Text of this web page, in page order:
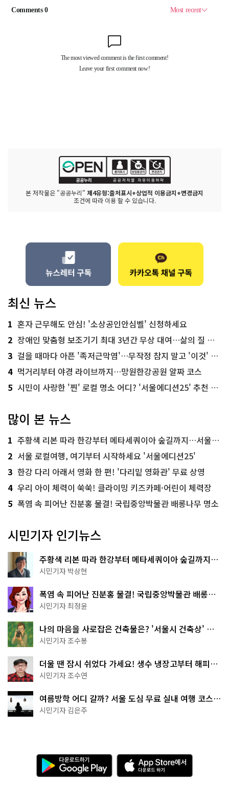
본 저작물은 "공공누리" 제4유형:출처표시+상업적 이용금지+변경금지
조건에 따라 이용 할 수 있습니다.
최신 뉴스
1 혼자 근무해도 안심! '소상공인안심벨' 신청하세요
2 장애인 맞춤형 보조기기 최대 3년간 무상 대여…삶의 질 높인다
3 걸을 때마다 아픈 '족저근막염'…무작정 참지 말고 '이것' 해보세요!
4 먹거리부터 야경 라이브까지…망원한강공원 알짜 코스
5 시민이 사랑한 '찐' 로컬 명소 어디? '서울에디션25' 추천 코스
많이 본 뉴스
1 주황색 리본 따라 한강부터 메타세쿼이아 숲길까지…서울둘레길 15코스
2 서울 로컬여행, 여기부터 시작하세요 '서울에디션25'
3 한강 다리 아래서 영화 한 편! '다리밑 영화관' 무료 상영
4 우리 아이 체력이 쑥쑥! 클라이밍 키즈카페·어린이 체력장
5 폭염 속 피어난 진분홍 물결! 국립중앙박물관 배롱나무 명소
시민기자 인기뉴스
주황색 리본 따라 한강부터 메타세쿼이아 숲길까지…
서울둘레길 15코스
시민기자 박상현
폭염 속 피어난 진분홍 물결! 국립중앙박물관 배롱나
무 명소
시민기자 최정윤
나의 마음을 사로잡은 건축물은? '서울시 건축상' 수
상작 공개!
시민기자 조수봉
더울 땐 잠시 쉬었다 가세요! 생수 냉장고부터 해피소
·무더위쉼터까지
시민기자 조수연
여름방학 어디 갈까? 서울 도심 무료 실내 여행 코스
추천
시민기자 김은주
다
운
로
A
p
p